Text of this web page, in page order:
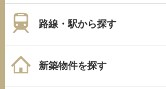
路線・駅から探す
新築物件を探す